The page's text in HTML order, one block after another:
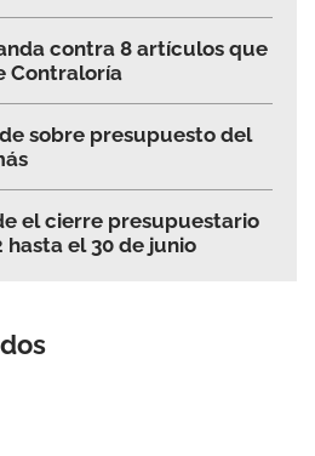
contra 8 artículos que
Contraloría
sobre presupuesto del
el cierre presupuestario
el 30 de junio